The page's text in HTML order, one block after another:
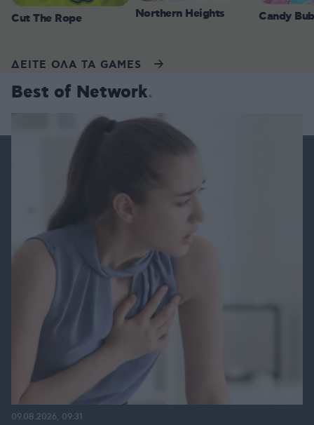
Cut The Rope Northern Heights Candy
ΔΕΙΤΕ ΟΛΑ ΤΑ GAMES
Best of Network
09.08.2026, 09:31